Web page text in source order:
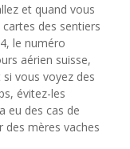
et quand vous
des sentiers
le numéro
aérien suisse,
vous voyez des
évitez-les
eu des cas de
des mères vaches